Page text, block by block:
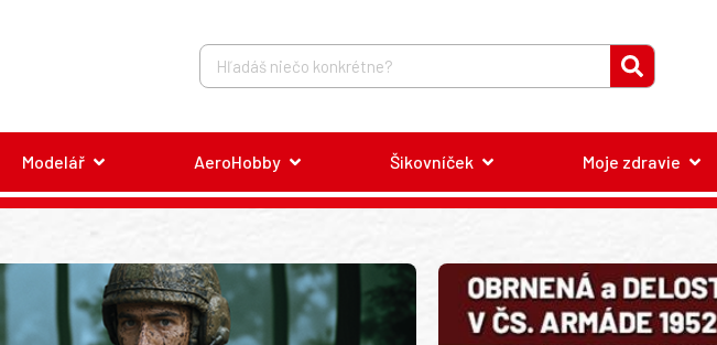
Modelář AeroHobby Šikovníček Moje zdravie